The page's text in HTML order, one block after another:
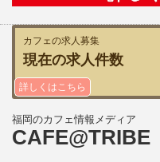
カフェの求人募集
現在の求人件数
詳しくはこちら
福岡のカフェ情報メディア
CAFE@TRIBE